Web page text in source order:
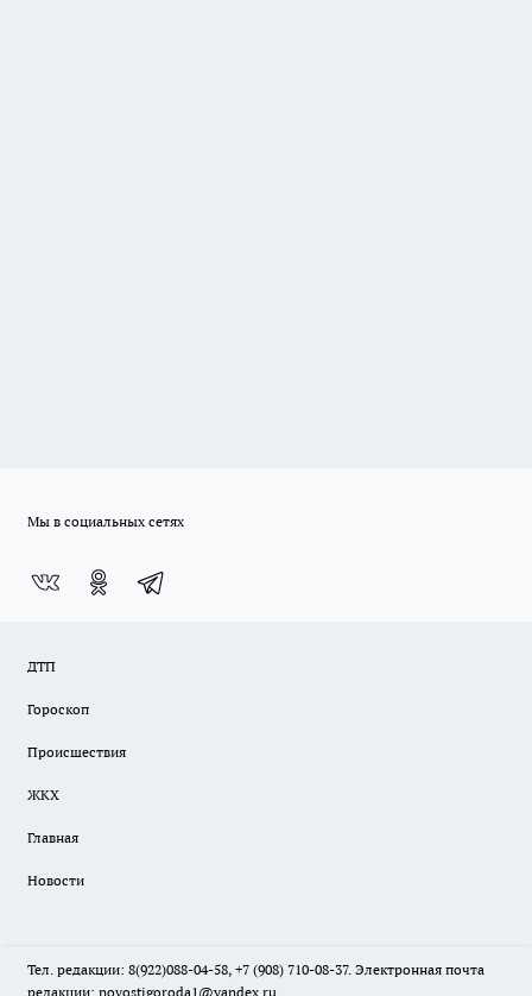
Мы в социальных сетях
ДТП
Гороскоп
Происшествия
ЖКХ
Главная
Новости
Тел. редакции: 8(922)088-04-58, +7 (908) 710-08-37. Электронная почта
редакции: novostigoroda1@yandex.ru